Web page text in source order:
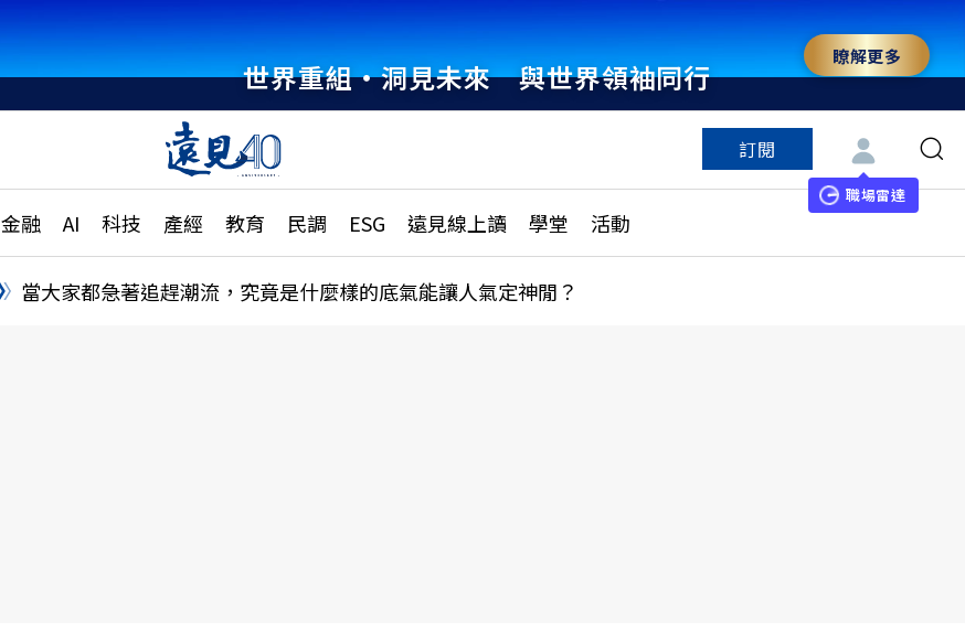
世界重組・洞見未來 與世界領袖同行
瞭解更多
訂閱
職場雷達
金融 AI 科技 產經 教育 民調 ESG 遠見線上讀 學堂 活動
國際
特輯
大學升學、職涯攻略
縣市施政調查全解析
民調
更多訂閱方案
特色頻道
當大家都急著追趕潮流，究竟是什麼樣的底氣能讓人氣定神閒？